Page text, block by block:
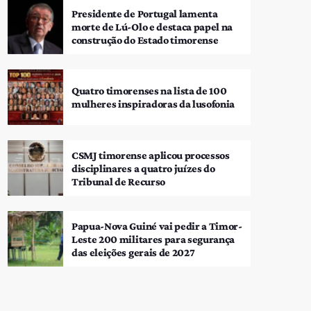
Presidente de Portugal lamenta
morte de Lú-Olo e destaca papel na
construção do Estado timorense
Quatro timorenses na lista de 100
mulheres inspiradoras da lusofonia
CSMJ timorense aplicou processos
disciplinares a quatro juízes do
Tribunal de Recurso
Papua-Nova Guiné vai pedir a Timor-
Leste 200 militares para segurança
das eleições gerais de 2027